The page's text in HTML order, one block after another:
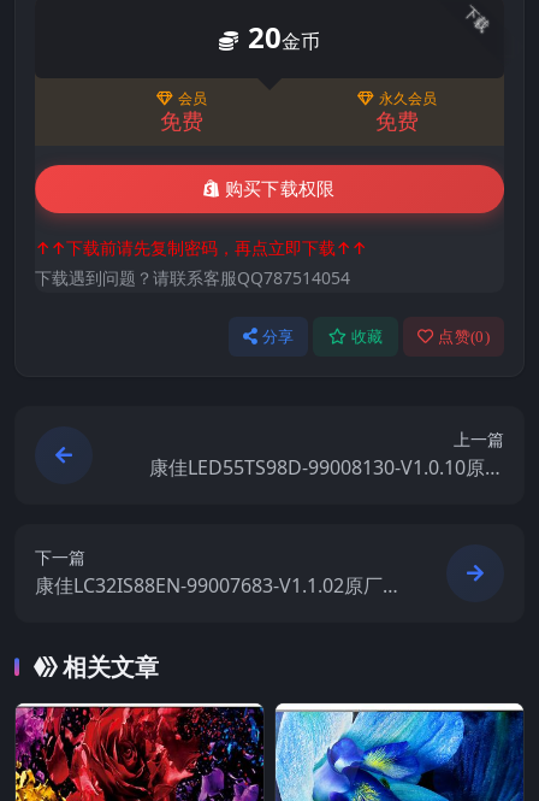
下载
20金币
会员
免费
永久会员
免费
购买下载权限
↑↑下载前请先复制密码，再点立即下载↑↑
下载遇到问题？请联系客服QQ787514054
分享 收藏 点赞(0)
上一篇
康佳LED55TS98D-99008130-V1.0.10原厂
下一篇
康佳LC32IS88EN-99007683-V1.1.02原厂系
相关文章